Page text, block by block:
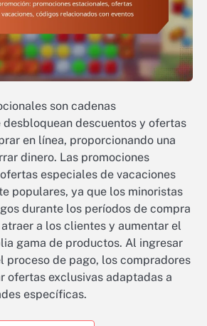
son cadenas
descuentos y ofertas
en línea, proporcionando una
dinero. Las promociones
especiales de vacaciones
populares, ya que los minoristas
durante los períodos de compra
a los clientes y aumentar el
gama de productos. Al ingresar
proceso de pago, los compradores
ofertas exclusivas adaptadas a
específicas.